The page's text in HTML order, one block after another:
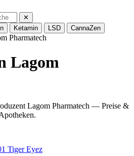
✕
Ketamin LSD CannaZen
Pharmatech
Lagom
Lagom Pharmatech — Preise &